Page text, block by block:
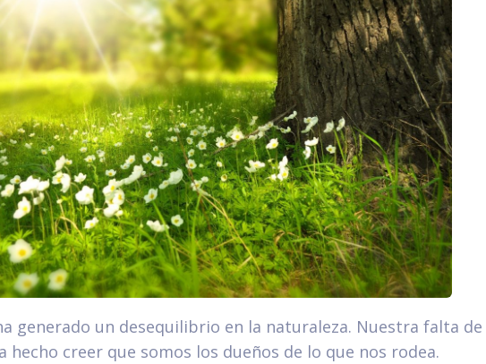
generado un desequilibrio en la naturaleza. Nuestra falta de
hecho creer que somos los dueños de lo que nos rodea.